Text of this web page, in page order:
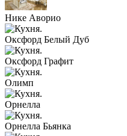
Нике Аворио
Оксфорд Белый Дуб
Оксфорд Графит
Олимп
Орнелла
Орнелла Бьянка